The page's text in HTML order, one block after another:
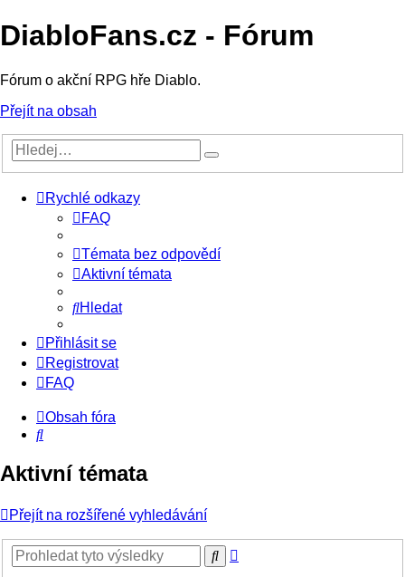
DiabloFans.cz - Fórum
Fórum o akční RPG hře Diablo.
Přejít na obsah
Rychlé odkazy
FAQ
Témata bez odpovědí
Aktivní témata
Hledat
Přihlásit se
Registrovat
FAQ
Obsah fóra
Hledat
Aktivní témata
Přejít na rozšířené vyhledávání
Hledat